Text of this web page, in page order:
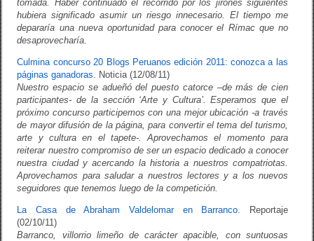
tomada. Haber continuado el recorrido por los jirones siguientes
hubiera significado asumir un riesgo innecesario. El tiempo me
depararía una nueva oportunidad para conocer el Rímac que no
desaprovecharía.
Culmina concurso 20 Blogs Peruanos edición 2011: conozca a las
páginas ganadoras . Noticia (12/08/11)
Nuestro espacio se adueñó del puesto catorce –de más de cien
participantes- de la sección ‘Arte y Cultura’. Esperamos que el
próximo concurso participemos con una mejor ubicación -a través
de mayor difusión de la página, para convertir el tema del turismo,
arte y cultura en el tapete-. Aprovechamos el momento para
reiterar nuestro compromiso de ser un espacio dedicado a conocer
nuestra ciudad y acercando la historia a nuestros compatriotas.
Aprovechamos para saludar a nuestros lectores y a los nuevos
seguidores que tenemos luego de la competición.
La Casa de Abraham Valdelomar en Barranco . Reportaje
(02/10/11)
Barranco, villorrio limeño de carácter apacible, con suntuosas